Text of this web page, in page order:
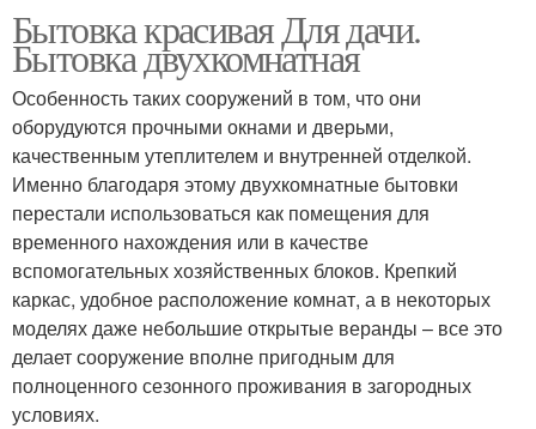
Бытовка красивая Для дачи.
Бытовка двухкомнатная
Особенность таких сооружений в том, что они
оборудуются прочными окнами и дверьми,
качественным утеплителем и внутренней отделкой.
Именно благодаря этому двухкомнатные бытовки
перестали использоваться как помещения для
временного нахождения или в качестве
вспомогательных хозяйственных блоков. Крепкий
каркас, удобное расположение комнат, а в некоторых
моделях даже небольшие открытые веранды – все это
делает сооружение вполне пригодным для
полноценного сезонного проживания в загородных
условиях.